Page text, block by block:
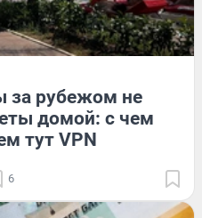
за рубежом не
домой: с чем
тут VPN
6